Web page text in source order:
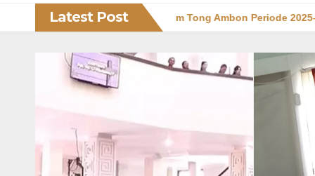
Latest Post
Hok Im Tong Ambon Periode 2025–2030 Nama-nama